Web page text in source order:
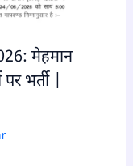
मेहमान
भर्ती |